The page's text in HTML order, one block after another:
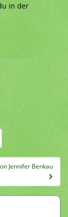
in der
Jennifer Benkau